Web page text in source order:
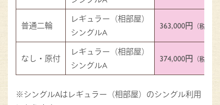
普通二輪
レギュラー（相部屋）
シングルA
363,000円 （税込）
なし・原付
レギュラー（相部屋）
シングルA
374,000円 （税込）
※シングルAはレギュラー（相部屋）のシングル利用